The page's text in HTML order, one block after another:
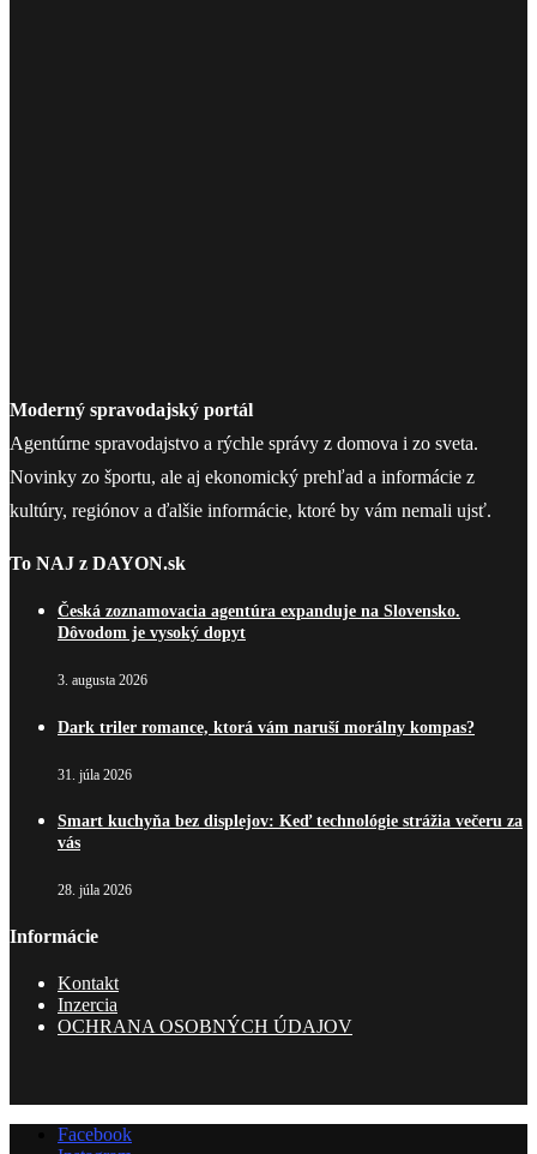
Moderný spravodajský portál
Agentúrne spravodajstvo a rýchle správy z domova i zo sveta.
Novinky zo športu, ale aj ekonomický prehľad a informácie z
kultúry, regiónov a ďalšie informácie, ktoré by vám nemali ujsť.
To NAJ z DAYON.sk
Česká zoznamovacia agentúra expanduje na Slovensko.
Dôvodom je vysoký dopyt
3. augusta 2026
Dark triler romance, ktorá vám naruší morálny kompas?
31. júla 2026
Smart kuchyňa bez displejov: Keď technológie strážia večeru za
vás
28. júla 2026
Informácie
Kontakt
Inzercia
OCHRANA OSOBNÝCH ÚDAJOV
Facebook